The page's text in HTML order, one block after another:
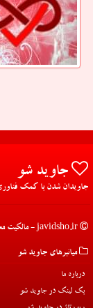
جاوید شو
جاویدان شدن با کمک
میانبرهای جاوید شو
درباره ما
بک لینک در جاوید شو